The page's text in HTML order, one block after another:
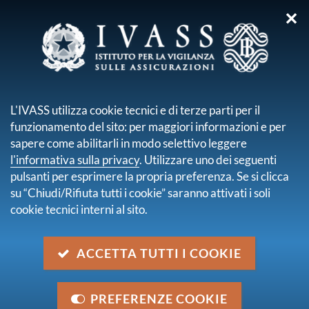
sei qui:
SERVIZIO GESTIONE
RISORSE
Cura la gestione e lo sviluppo del personale ed elabora
Elabora e promuove le linee di sviluppo organizzativo
dell’Istituto.
✕
L'IVASS utilizza cookie tecnici e di terze parti per il
funzionamento del sito: per maggiori informazioni e per
sapere come abilitarli in modo selettivo leggere
l'informativa sulla privacy. Utilizzare uno dei seguenti
pulsanti per esprimere la propria preferenza. Se si clicca
su “Chiudi/Rifiuta tutti i cookie” saranno attivati i soli
cookie tecnici interni al sito.
ACCETTA TUTTI I COOKIE
PREFERENZE COOKIE